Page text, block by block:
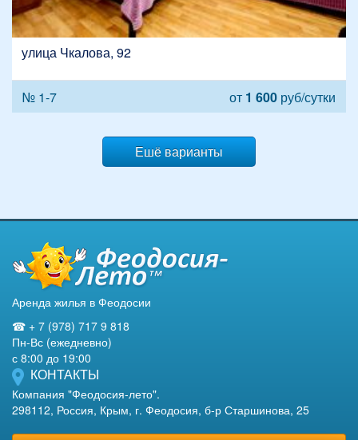
улица Чкалова, 92
№ 1-7 от 1 600 руб/сутки
Ешё варианты
Аренда жилья в Феодосии
☎ + 7 (978) 717 9 818
Пн-Вс (ежедневно)
с 8:00 до 19:00
КОНТАКТЫ
Компания "Феодосия-лето".
298112, Россия, Крым, г. Феодосия, б-р Старшинова, 25